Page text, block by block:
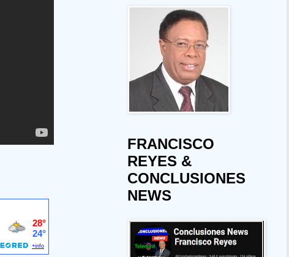
FRANCISCO
REYES &
CONCLUSIONES
NEWS